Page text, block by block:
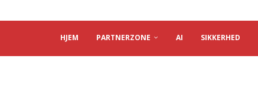
HJEM PARTNERZONE AI SIKKERHED